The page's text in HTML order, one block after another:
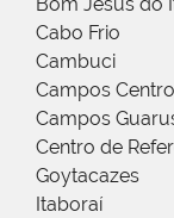
Cabo Frio
Cambuci
Campos Centro
Campos
Centro de
Goytacazes
Itaboraí